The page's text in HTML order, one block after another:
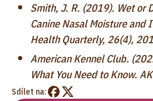
Smith, J. R. (2019). Wet or
Canine Nasal Moisture and
Health Quarterly, 26(4),
American Kennel Club.
What You Need to Know.
Sdílet na: